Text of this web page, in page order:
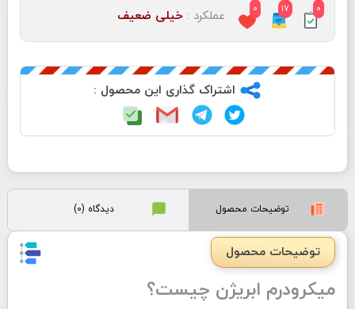
0
17
0 عملکرد : خیلی ضعیف
اشتراک گذاری این محصول :
توضیحات محصول دیدگاه (0)
توضیحات محصول
میکرودرم ابریژن چیست؟